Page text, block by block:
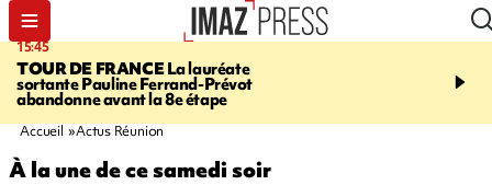
15:45
TOUR DE FRANCELa lauréate
sortante Pauline Ferrand-Prévot
abandonne avant la 8e étape
20:17
routière, concours de
Accueil Actus Réunion
À la une de ce samedi soir